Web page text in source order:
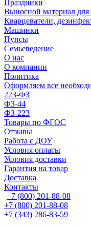
Праздники
Выносной материал для
Кварцеватели,
Машинки
Пупсы
Семьеведение
О нас
О компании
Политика
Оформляем все
223-ФЗ
ФЗ-44
ФЗ-223
Товары по ФГОС
Отзывы
Работа с ДОУ
Условия оплаты
Условия доставки
Гарантия на товар
Доставка
Контакты
+7 (800) 201-88-08
+7 (800) 201-88-08
+7 (343) 286-83-59